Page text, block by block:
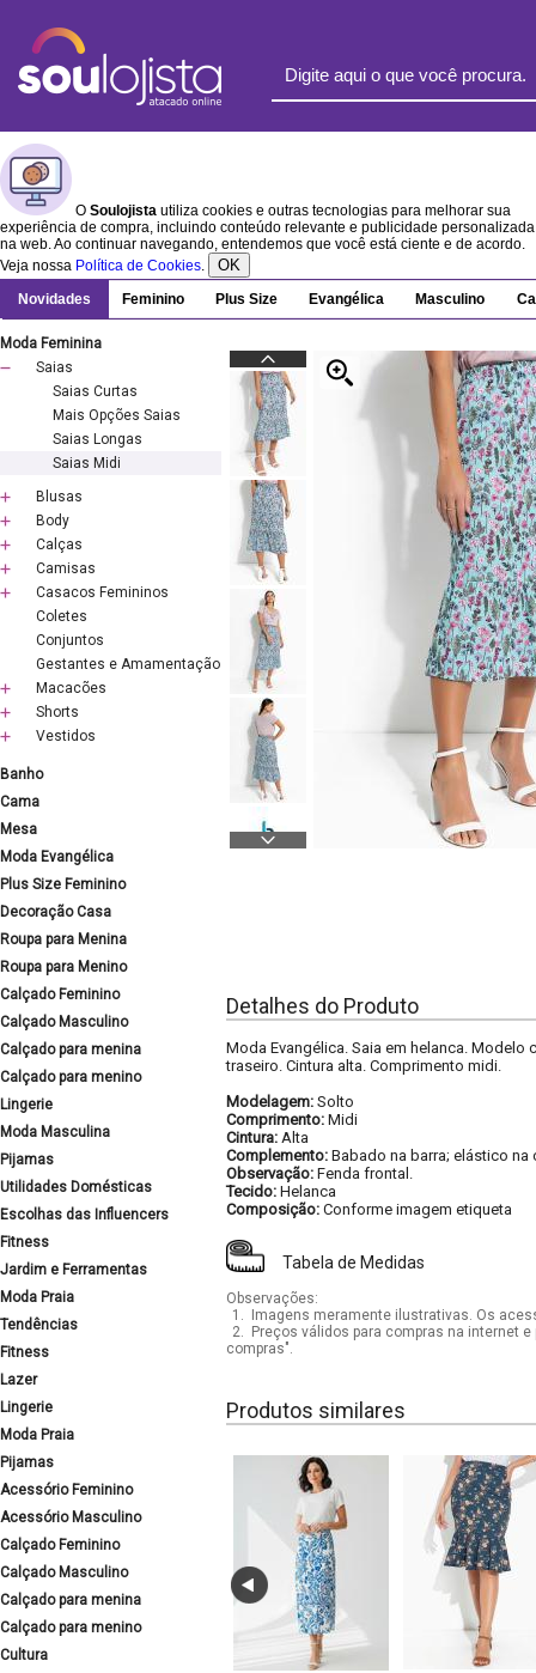
O Soulojista utiliza cookies e outras tecnologias para melhorar sua
experiência de compra, incluindo conteúdo relevante e publicidade personalizada
na web. Ao continuar navegando, entendemos que você está ciente e de acordo.
Veja nossa Política de Cookies. OK
Novidades Feminino Plus Size Evangélica Masculino
Moda Feminina
Saias
Saias Curtas
Mais Opções Saias
Saias Longas
Saias Midi
Blusas
Body
Calças
Camisas
Casacos Femininos
Coletes
Conjuntos
Gestantes e Amamentação
Macacões
Shorts
Vestidos
Banho
Cama
Mesa
Moda Evangélica
Plus Size Feminino
Decoração Casa
Roupa para Menina
Roupa para Menino
Calçado Feminino
Calçado Masculino
Calçado para menina
Calçado para menino
Lingerie
Moda Masculina
Pijamas
Utilidades Domésticas
Escolhas das Influencers
Fitness
Jardim e Ferramentas
Moda Praia
Tendências
Fitness
Lazer
Lingerie
Moda Praia
Pijamas
Acessório Feminino
Acessório Masculino
Calçado Feminino
Calçado Masculino
Calçado para menina
Calçado para menino
Cultura
Detalhes do Produto
Moda Evangélica. Saia em helanca.
traseiro. Cintura alta. Comprimento midi.
Modelagem: Solto
Comprimento: Midi
Cintura: Alta
Complemento: Babado na barra; elástico
Observação: Fenda frontal.
Tecido: Helanca
Composição: Conforme imagem etiqueta
Tabela de Medidas
Observações:
1.
Imagens meramente ilustrativas. Os
2.
Preços válidos para compras na internet
compras".
Produtos similares